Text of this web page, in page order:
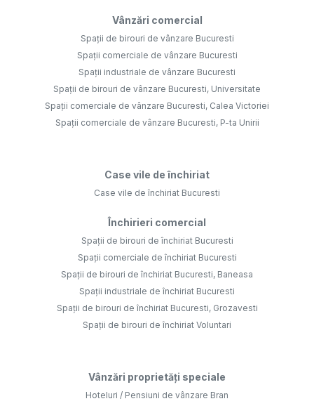
Vânzări comercial
Spații de birouri de vânzare Bucuresti
Spații comerciale de vânzare Bucuresti
Spații industriale de vânzare Bucuresti
Spații de birouri de vânzare Bucuresti, Universitate
Spații comerciale de vânzare Bucuresti, Calea Victoriei
Spații comerciale de vânzare Bucuresti, P-ta Unirii
Case vile de închiriat
Case vile de închiriat Bucuresti
Închirieri comercial
Spații de birouri de închiriat Bucuresti
Spații comerciale de închiriat Bucuresti
Spații de birouri de închiriat Bucuresti, Baneasa
Spații industriale de închiriat Bucuresti
Spații de birouri de închiriat Bucuresti, Grozavesti
Spații de birouri de închiriat Voluntari
Vânzări proprietăți speciale
Hoteluri / Pensiuni de vânzare Bran